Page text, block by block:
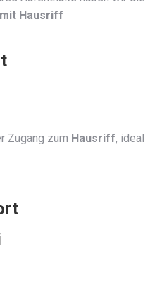
Hausriff
Zugang zum Hausriff, ideal